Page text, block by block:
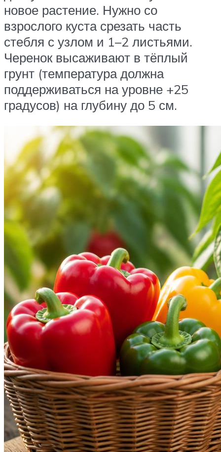
новое растение. Нужно со
взрослого куста срезать часть
стебля с узлом и 1–2 листьями.
Черенок высаживают в тёплый
грунт (температура должна
поддерживаться на уровне +25
градусов) на глубину до 5 см.